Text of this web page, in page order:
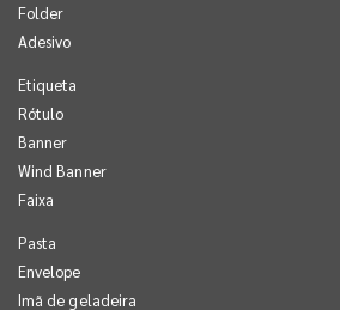
Folder
Adesivo
Etiqueta
Rótulo
Banner
Wind Banner
Faixa
Pasta
Envelope
Imã de geladeira